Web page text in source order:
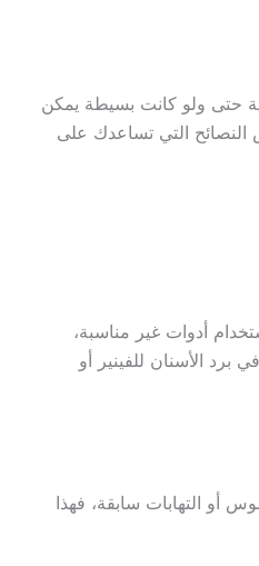
حتى ولو كانت بسيطة يمكن
التي تساعدك على
أدوات غير مناسبة،
الأسنان للفينير أو
أو التهابات سابقة، فهذا